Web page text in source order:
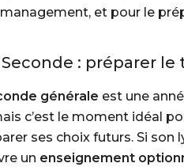
et pour le
Seconde : préparer
générale est une
c’est le moment idéal
ses choix futurs. Si son
un enseignement